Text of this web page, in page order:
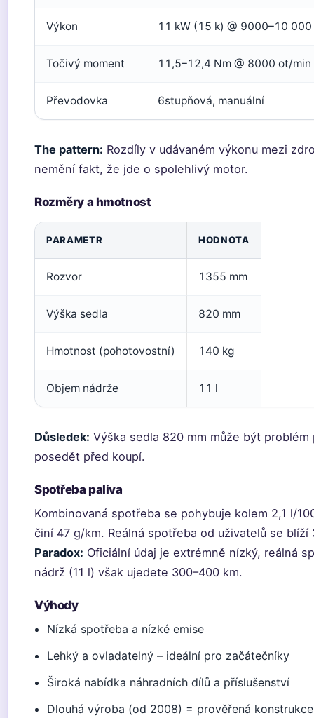
Výkon 11 kW (15 k) @ 9000–10
Točivý moment 11,5–12,4 Nm @ 8000 ot/min
Převodovka 6stupňová, manuální
The pattern: Rozdíly v udávaném výkonu mezi
nemění fakt, že jde o spolehlivý motor.
Rozměry a hmotnost
PARAMETR HODNOTA
Rozvor 1355 mm
Výška sedla 820 mm
Hmotnost (pohotovostní) 140 kg
Objem nádrže 11 l
Důsledek: Výška sedla 820 mm může být
posedět před koupí.
Spotřeba paliva
Kombinovaná spotřeba se pohybuje kolem 2,1 l/
činí 47 g/km. Reálná spotřeba od uživatelů se
Paradox: Oficiální údaj je extrémně nízký, reálná
nádrž (11 l) však ujedete 300–400 km.
Výhody
Nízká spotřeba a nízké emise
Lehký a ovladatelný – ideální pro začátečníky
Široká nabídka náhradních dílů a příslušenství
Dlouhá výroba (od 2008) = prověřená konstrukce